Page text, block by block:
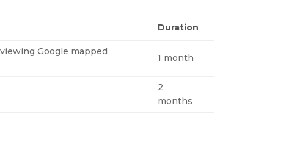
Duration
Google mapped
1 month
2
months